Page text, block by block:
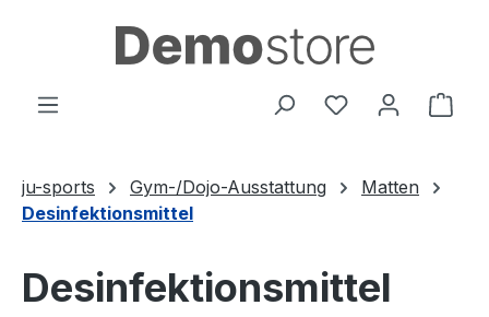
Zum Hauptinhalt springen
Du hast 0
ju-sports Gym-/Dojo-Ausstattung
Matten
Desinfektionsmittel
Desinfektionsmittel